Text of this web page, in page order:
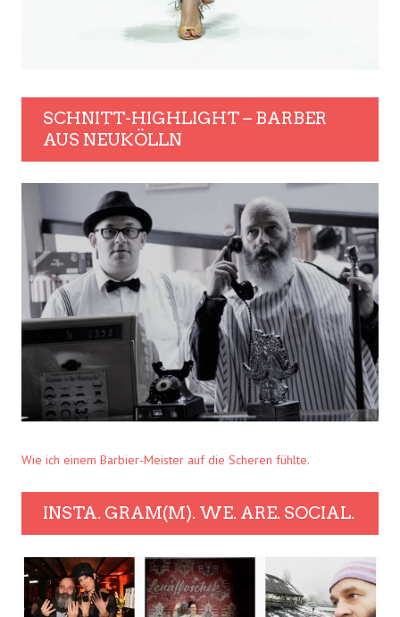
SCHNITT-HIGHLIGHT – BARBER
AUS NEUKÖLLN
Wie ich einem Barbier-Meister auf die Scheren fühlte.
INSTA. GRAM(M). WE. ARE. SOCIAL.